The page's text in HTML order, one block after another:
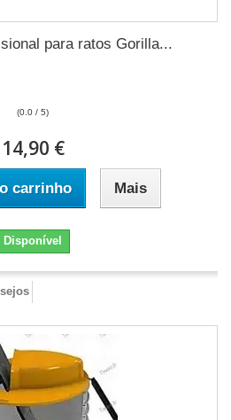
para ratos Gorilla...
(0.0 / 5)
14,90 €
carrinho Mais
Disponível